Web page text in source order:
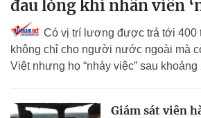
đau lòng khi nhân viên
Có vị trí lương được trả tới 400
không chỉ cho người nước ngoài mà
Việt nhưng họ “nhảy việc” sau
Giám sát viên